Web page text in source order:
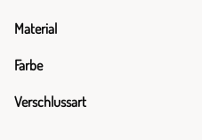
Material
Farbe
Verschlussart